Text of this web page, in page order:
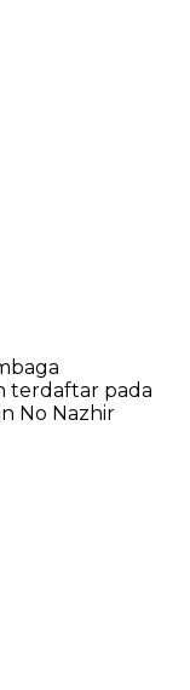
terdaftar pada
No Nazhir